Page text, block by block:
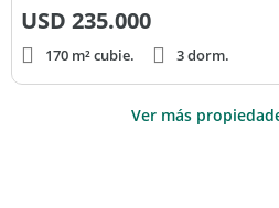
USD 235.000
170 m² cubie. 3 dorm.
Ver más